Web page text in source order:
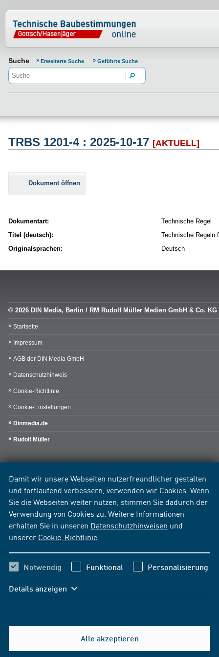
Damit wir unsere Webseiten nutzerfreundlicher gestalten
und fortlaufend verbessern, verwenden wir Cookies. Wenn
Sie die Webseiten weiter nutzen, stimmen Sie dadurch der
Verwendung von Cookies zu. Weitere Informationen
erhalten Sie in unseren Datenschutzhinweisen und
unserer Cookie-Richtlinie
Notwendig Funktional Personalisierung
Details anzeigen
Alle akzeptieren
Normenportal Barrierefreiheit
Suche Erweiterte Suche Geführte Suche
TRBS 1201-4 : 2025-10-17 [AKTUELL]
Dokument öffnen
Dokumentart:
Technische Regel
Titel (deutsch):
Technische Regeln
Originalsprachen:
Deutsch
© 2026 DIN Media, Berlin / RM Rudolf Müller Medien GmbH & Co. KG
Startseite
Impressum
AGB der DIN Media GmbH
Datenschutzhinweis
Cookie-Richtlinie
Cookie-Einstellungen
Dinmedia.de
Rudolf Müller
Hilfe & Kontakt